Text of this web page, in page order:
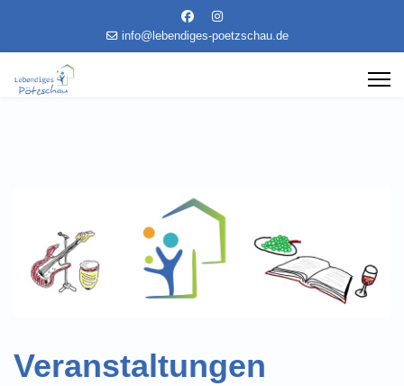
info@lebendiges-poetzschau.de
Veranstaltungen